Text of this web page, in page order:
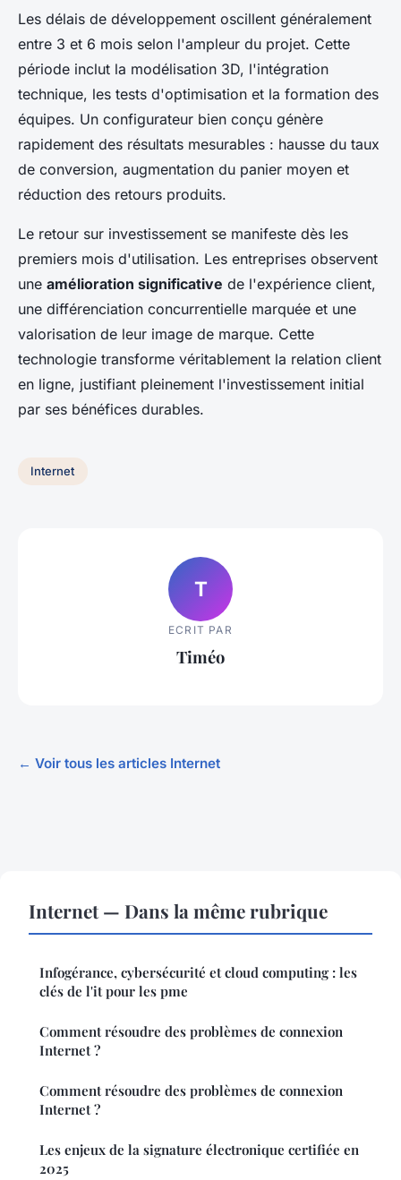
Les délais de développement oscillent généralement
entre 3 et 6 mois selon l'ampleur du projet. Cette
période inclut la modélisation 3D, l'intégration
technique, les tests d'optimisation et la formation des
équipes. Un configurateur bien conçu génère
rapidement des résultats mesurables : hausse du taux
de conversion, augmentation du panier moyen et
réduction des retours produits.
Le retour sur investissement se manifeste dès les
premiers mois d'utilisation. Les entreprises observent
une amélioration significative de l'expérience client,
une différenciation concurrentielle marquée et une
valorisation de leur image de marque. Cette
technologie transforme véritablement la relation client
en ligne, justifiant pleinement l'investissement initial
par ses bénéfices durables.
Internet
T
ECRIT PAR
Timéo
← Voir tous les articles Internet
Internet — Dans la même rubrique
Infogérance, cybersécurité et cloud computing : les
clés de l'it pour les pme
Comment résoudre des problèmes de connexion
Internet ?
Comment résoudre des problèmes de connexion
Internet ?
Les enjeux de la signature électronique certifiée en
2025